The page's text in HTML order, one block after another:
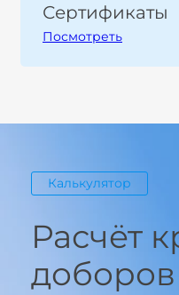
Сертификаты
Посмотреть
Калькулятор
Расчёт
доборов